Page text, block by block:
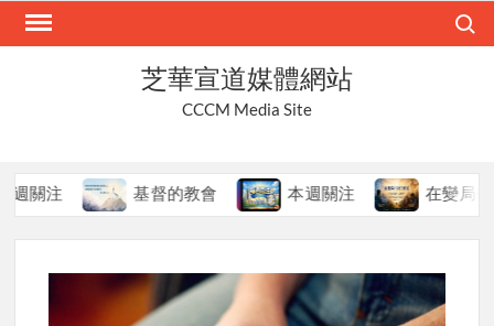
Skip
芝華宣道媒體網站
CCCM Media Site
基督的教會 本週關注 在變局中持守